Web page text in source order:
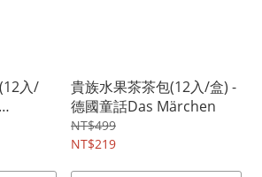
入/
貴族水果茶茶包(12入/盒) -
德國童話Das Märchen
NT$499
NT$219